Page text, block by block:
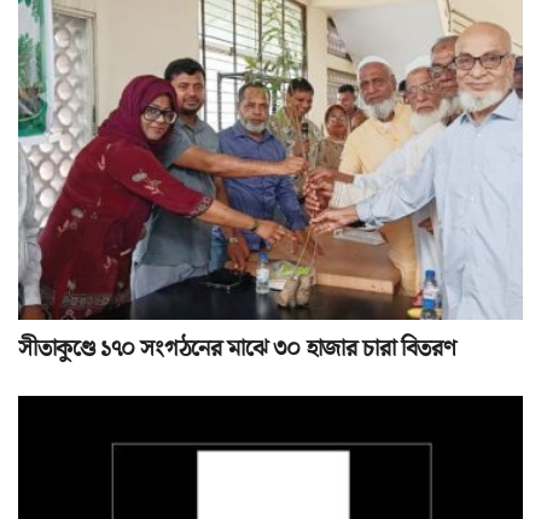
সীতাকুণ্ডে ১৭০ সংগঠনের মাঝে ৩০ হাজার চারা বিতরণ